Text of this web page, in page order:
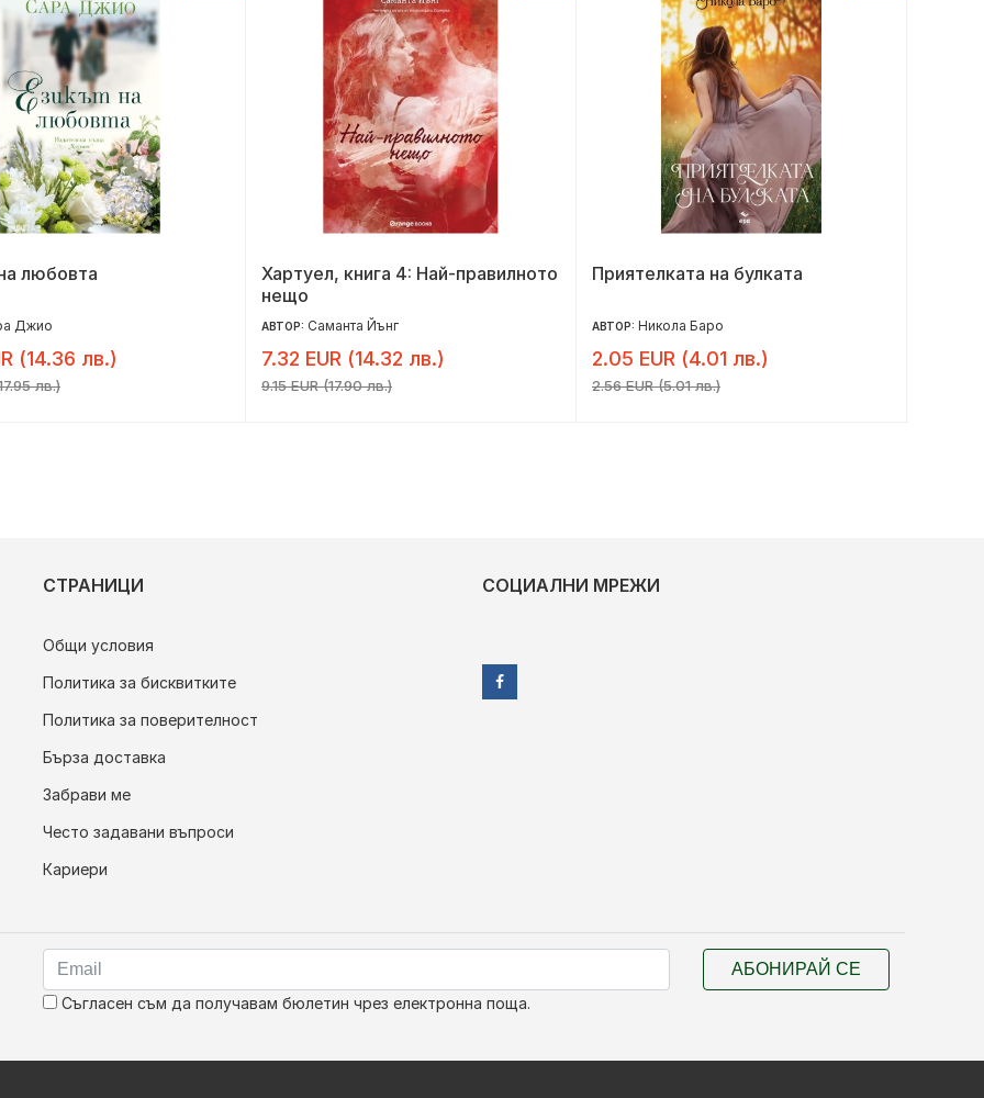
любовта
Джио
(14.36 лв.)
лв.)
Хартуел, книга 4: Най-правилното
нещо
АВТОР: Саманта Йънг
7.32 EUR (14.32 лв.)
9.15 EUR (17.90 лв.)
Приятелката на булката
АВТОР: Никола Баро
2.05 EUR (4.01 лв.)
2.56 EUR (5.01 лв.)
СТРАНИЦИ
Общи условия
Политика за бисквитките
Политика за поверителност
Бърза доставка
Забрави ме
Често задавани въпроси
Кариери
СОЦИАЛНИ МРЕЖИ
Съгласен съм да получавам бюлетин чрез електронна поща.
АБОНИРАЙ СЕ